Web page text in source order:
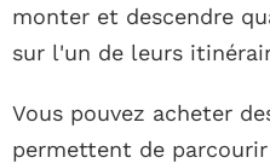
monter et descendre
sur l'un de leurs
Vous pouvez acheter
permettent de